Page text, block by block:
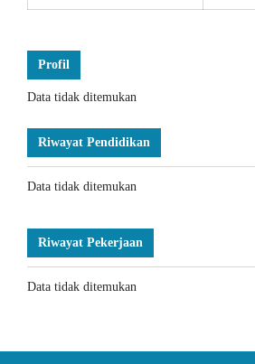
Profil
Data tidak ditemukan
Riwayat Pendidikan
Data tidak ditemukan
Riwayat Pekerjaan
Data tidak ditemukan